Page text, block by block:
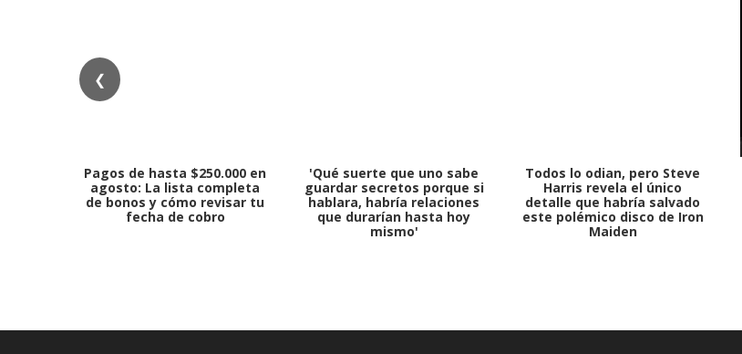
❮
Pagos de hasta $250.000 en
agosto: La lista completa
de bonos y cómo revisar tu
fecha de cobro
'Qué suerte que uno sabe
guardar secretos porque si
hablara, habría relaciones
que durarían hasta hoy
mismo'
Todos lo odian, pero Steve
Harris revela el único
detalle que habría salvado
este polémico disco de Iron
Maiden